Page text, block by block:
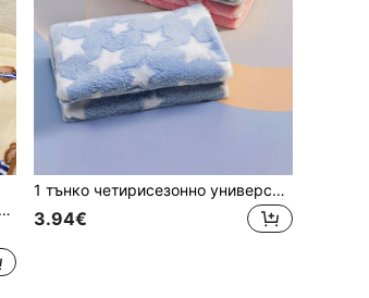
1 тънко четирисезонно универсално одеяло за домашни любимци, одеяло за кучета, одеяло за котки, топлина за домашни любимци, подложка за домашни любимци. Материалът е мек и деликатен, с 4 размера, подходящи за домашни любимци с различни типове тяло. Това е тънко одеяло
3.94€